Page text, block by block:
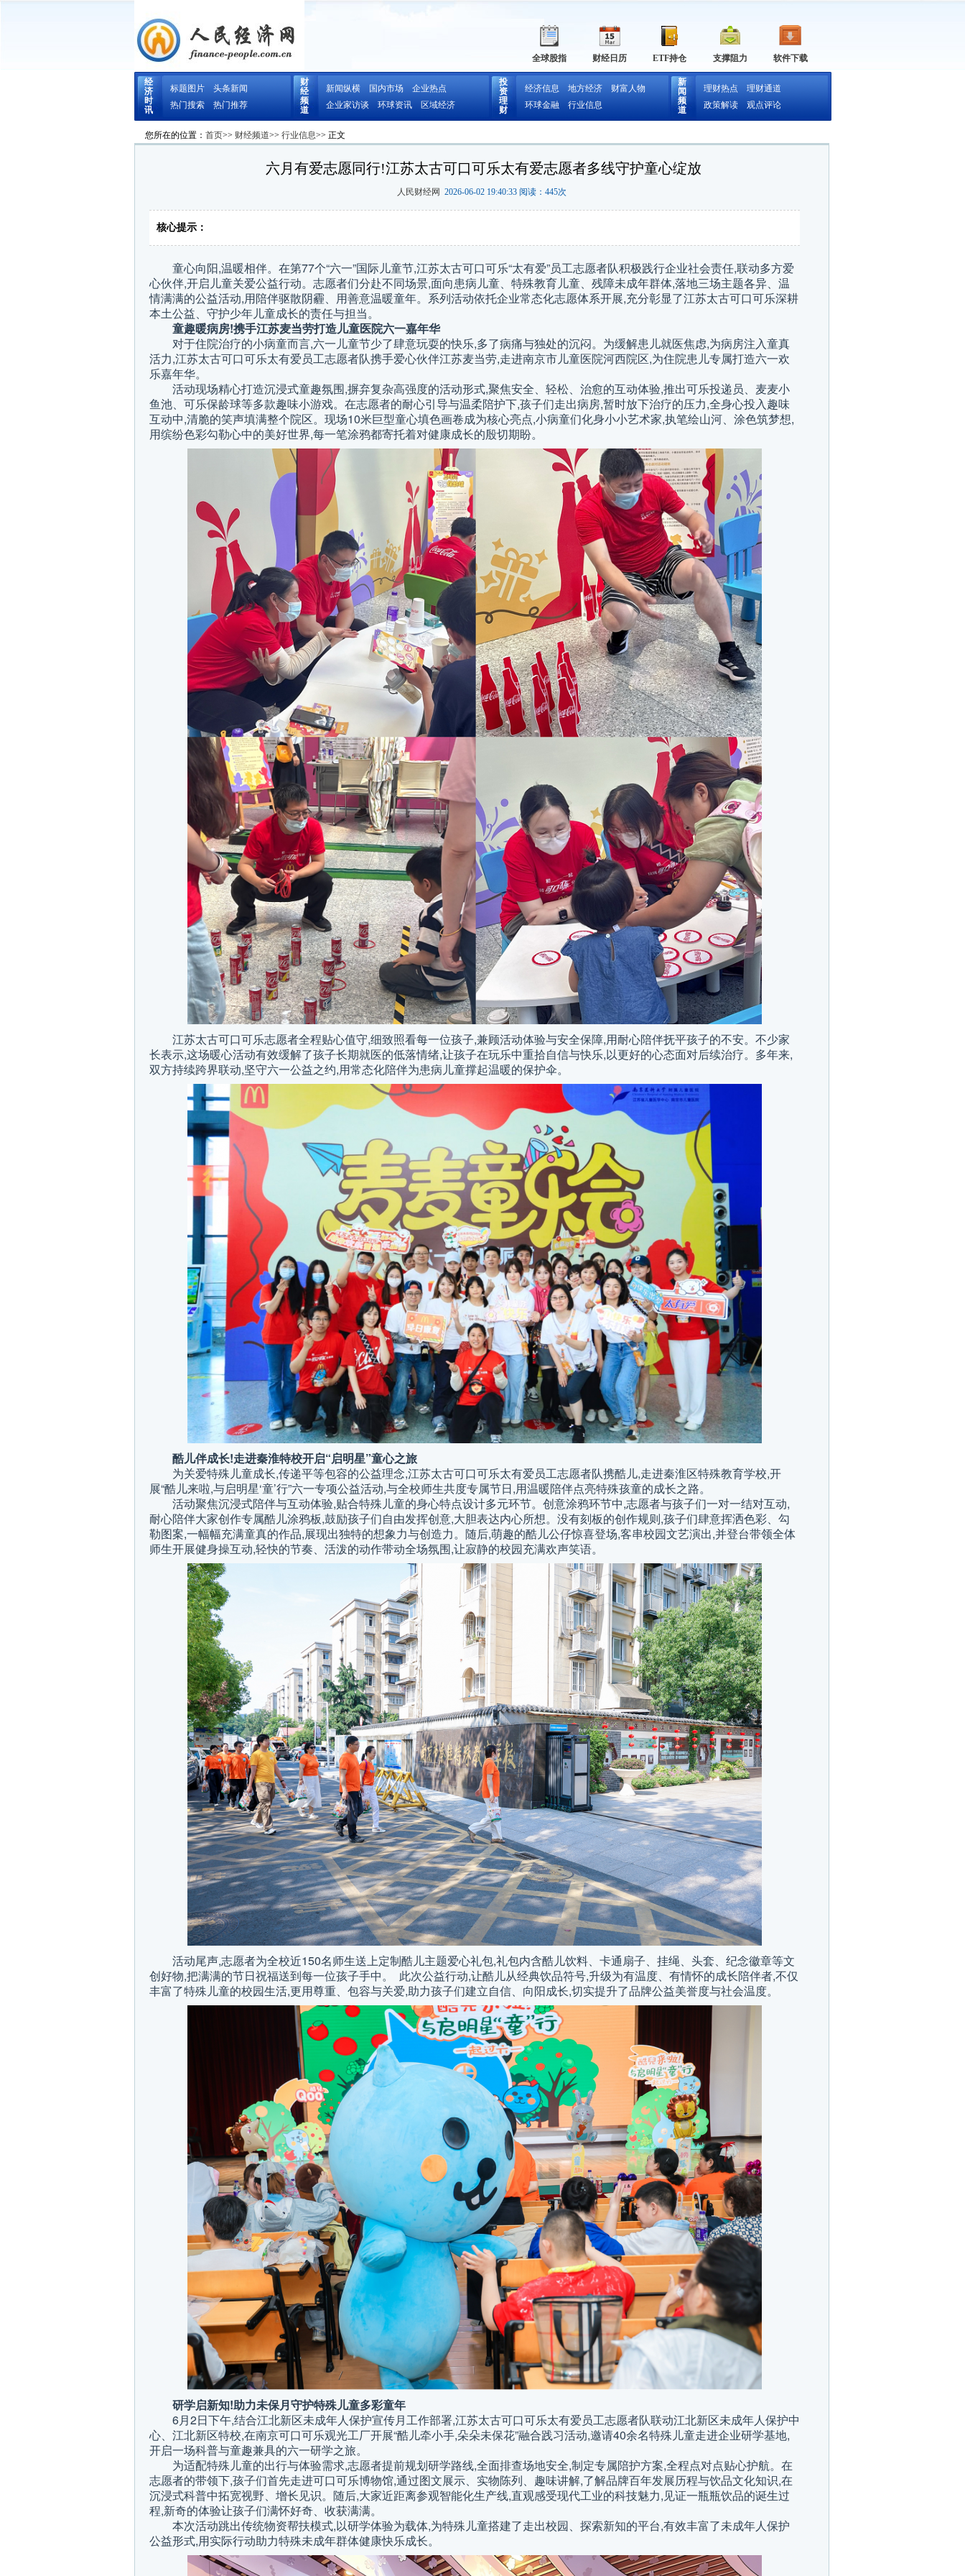
软件下载
支撑阻力
ETF持仓
财经日历
全球股指
经
济
时
讯
标题图片
头条新闻
热门搜索
热门推荐
财
经
频
道
新闻纵横 国内市场
企业热点
企业家访谈
环球资讯 区域经济
投
资
理
财
经济信息 地方经济
财富人物
环球金融
行业信息
新
闻
频
道
理财热点
理财通道
政策解读
观点评论
您所在的位置： 首页>> 财经频道>> 行业信息>> 正文
​ 六月有爱志愿同行!江苏太古可口可乐太有爱志愿者多线守护童心绽放
人民财经网 2026-06-02 19:40:33 阅读： 445次
核心提示：
童心向阳,温暖相伴。在第77个“六一”国际儿童节,江苏太古可口可乐“太有爱”员工志愿者队积极践行企业社会责任,联动多方爱
心伙伴,开启儿童关爱公益行动。志愿者们分赴不同场景,面向患病儿童、特殊教育儿童、残障未成年群体,落地三场主题各异、温
情满满的公益活动,用陪伴驱散阴霾、用善意温暖童年。系列活动依托企业常态化志愿体系开展,充分彰显了江苏太古可口可乐深耕
本土公益、守护少年儿童成长的责任与担当。
童趣暖病房!携手江苏麦当劳打造儿童医院六一嘉年华
对于住院治疗的小病童而言,六一儿童节少了肆意玩耍的快乐,多了病痛与独处的沉闷。为缓解患儿就医焦虑,为病房注入童真
活力,江苏太古可口可乐太有爱员工志愿者队携手爱心伙伴江苏麦当劳,走进南京市儿童医院河西院区,为住院患儿专属打造六一欢
乐嘉年华。
活动现场精心打造沉浸式童趣氛围,摒弃复杂高强度的活动形式,聚焦安全、轻松、治愈的互动体验,推出可乐投递员、麦麦小
鱼池、可乐保龄球等多款趣味小游戏。在志愿者的耐心引导与温柔陪护下,孩子们走出病房,暂时放下治疗的压力,全身心投入趣味
互动中,清脆的笑声填满整个院区。现场10米巨型童心填色画卷成为核心亮点,小病童们化身小小艺术家,执笔绘山河、涂色筑梦想,
用缤纷色彩勾勒心中的美好世界,每一笔涂鸦都寄托着对健康成长的殷切期盼。
江苏太古可口可乐志愿者全程贴心值守,细致照看每一位孩子,兼顾活动体验与安全保障,用耐心陪伴抚平孩子的不安。不少家
长表示,这场暖心活动有效缓解了孩子长期就医的低落情绪,让孩子在玩乐中重拾自信与快乐,以更好的心态面对后续治疗。多年来,
双方持续跨界联动,坚守六一公益之约,用常态化陪伴为患病儿童撑起温暖的保护伞。
酷儿伴成长!走进秦淮特校开启“启明星”童心之旅
为关爱特殊儿童成长,传递平等包容的公益理念,江苏太古可口可乐太有爱员工志愿者队携酷儿,走进秦淮区特殊教育学校,开
展“酷儿来啦,与启明星‘童’行”六一专项公益活动,与全校师生共度专属节日,用温暖陪伴点亮特殊孩童的成长之路。
活动聚焦沉浸式陪伴与互动体验,贴合特殊儿童的身心特点设计多元环节。创意涂鸦环节中,志愿者与孩子们一对一结对互动,
耐心陪伴大家创作专属酷儿涂鸦板,鼓励孩子们自由发挥创意,大胆表达内心所想。没有刻板的创作规则,孩子们肆意挥洒色彩、勾
勒图案,一幅幅充满童真的作品,展现出独特的想象力与创造力。随后,萌趣的酷儿公仔惊喜登场,客串校园文艺演出,并登台带领全体
师生开展健身操互动,轻快的节奏、活泼的动作带动全场氛围,让寂静的校园充满欢声笑语。
活动尾声,志愿者为全校近150名师生送上定制酷儿主题爱心礼包,礼包内含酷儿饮料、卡通扇子、挂绳、头套、纪念徽章等文
创好物,把满满的节日祝福送到每一位孩子手中。 此次公益行动,让酷儿从经典饮品符号,升级为有温度、有情怀的成长陪伴者,不仅
丰富了特殊儿童的校园生活,更用尊重、包容与关爱,助力孩子们建立自信、向阳成长,切实提升了品牌公益美誉度与社会温度。
研学启新知!助力未保月守护特殊儿童多彩童年
6月2日下午,结合江北新区未成年人保护宣传月工作部署,江苏太古可口可乐太有爱员工志愿者队联动江北新区未成年人保护中
心、江北新区特校,在南京可口可乐观光工厂开展“酷儿牵小手,朵朵未保花”融合践习活动,邀请40余名特殊儿童走进企业研学基地,
开启一场科普与童趣兼具的六一研学之旅。
为适配特殊儿童的出行与体验需求,志愿者提前规划研学路线,全面排查场地安全,制定专属陪护方案,全程点对点贴心护航。在
志愿者的带领下,孩子们首先走进可口可乐博物馆,通过图文展示、实物陈列、趣味讲解,了解品牌百年发展历程与饮品文化知识,在
沉浸式科普中拓宽视野、增长见识。随后,大家近距离参观智能化生产线,直观感受现代工业的科技魅力,见证一瓶瓶饮品的诞生过
程,新奇的体验让孩子们满怀好奇、收获满满。
本次活动跳出传统物资帮扶模式,以研学体验为载体,为特殊儿童搭建了走出校园、探索新知的平台,有效丰富了未成年人保护
公益形式,用实际行动助力特殊未成年群体健康快乐成长。